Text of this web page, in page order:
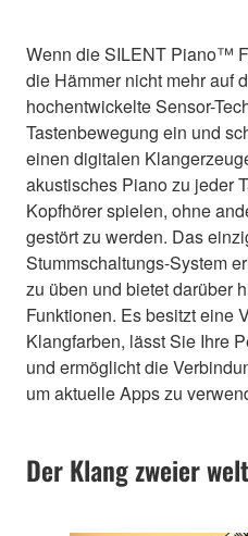
Wenn die SILENT Piano™
die Hämmer nicht mehr auf
hochentwickelte Sensor-
Tastenbewegung ein und
einen digitalen
akustisches Piano zu jeder
Kopfhörer spielen, ohne
gestört zu werden. Das
Stummschaltungs-System
zu üben und bietet darüber
Funktionen. Es besitzt eine
Klangfarben, lässt Sie Ihre
und ermöglicht die
um aktuelle Apps zu
Der Klang zweier